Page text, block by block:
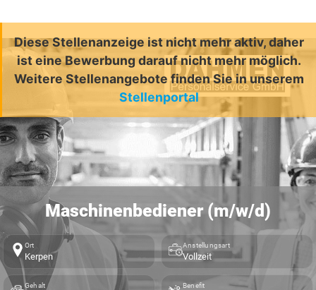
Diese Stellenanzeige ist nicht mehr aktiv, daher
ist eine Bewerbung darauf nicht mehr möglich.
Weitere Stellenangebote finden Sie in unserem
Stellenportal
Maschinenbediener (m/w/d)
Ort
Kerpen
Anstellungsart
Vollzeit
Gehalt Benefit